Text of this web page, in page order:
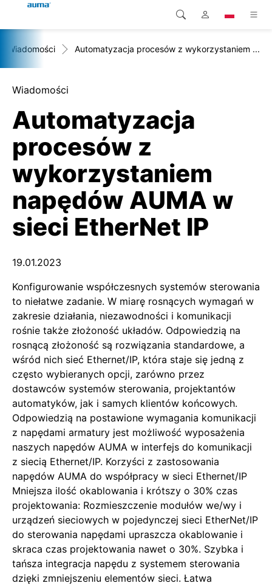
Produkty
Rozwiązania
Pliki do pobrania
Serwis
Przedsiębiorstwo
Kontakt
Global
Europa
Azja i Pacyfik
Ameryka Północna
Wyszukaj
Wiadomości Automatyzacja procesów z wykorzystaniem ...
Wiadomości
Konfigurowanie współczesnych systemów sterowania
to niełatwe zadanie. W miarę rosnących wymagań w
zakresie działania, niezawodności i komunikacji
rośnie także złożoność układów. Odpowiedzią na
rosnącą złożoność są rozwiązania standardowe, a
wśród nich sieć Ethernet/IP, która staje się jedną z
często wybieranych opcji, zarówno przez
dostawców systemów sterowania, projektantów
automatyków, jak i samych klientów końcowych.
Odpowiedzią na postawione wymagania komunikacji
z napędami armatury jest możliwość wyposażenia
naszych napędów AUMA w interfejs do komunikacji
z siecią Ethernet/IP. Korzyści z zastosowania
napędów AUMA do współpracy w sieci Ethernet/IP
Mniejsza ilość okablowania i krótszy o 30% czas
projektowania: Rozmieszczenie modułów we/wy i
urządzeń sieciowych w pojedynczej sieci EtherNet/IP
do sterowania napędami upraszcza okablowanie i
skraca czas projektowania nawet o 30%. Szybka i
tańsza integracja napędu z systemem sterowania
dzięki zmniejszeniu elementów sieci. Łatwa
Automatyzacja
procesów z
wykorzystaniem
napędów AUMA w
sieci EtherNet IP
19.01.2023